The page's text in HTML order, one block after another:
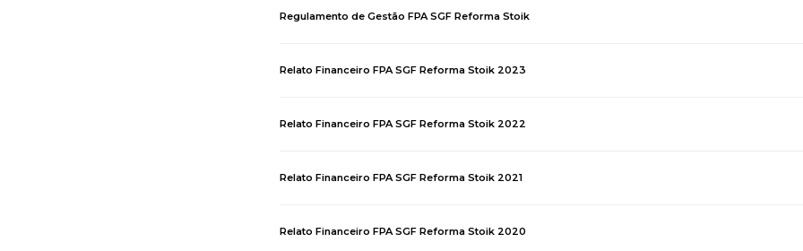
Regulamento de Gestão FPA SGF Reforma Stoik
Relato Financeiro FPA SGF Reforma Stoik 2023
Relato Financeiro FPA SGF Reforma Stoik 2022
Relato Financeiro FPA SGF Reforma Stoik 2021
Relato Financeiro FPA SGF Reforma Stoik 2020